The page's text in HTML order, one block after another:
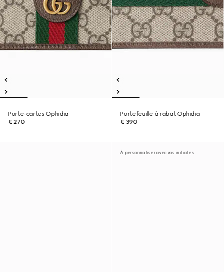
Porte-cartes Ophidia
€ 270
Portefeuille à rabat Ophidia
€ 390
À personnaliser avec vos initiales